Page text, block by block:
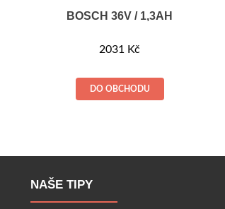
BOSCH 36V / 1,3AH
2031 Kč
DO OBCHODU
NAŠE TIPY